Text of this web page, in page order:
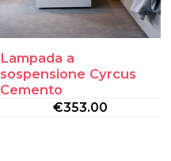
Lampada a
sospensione Cyrcus
Cemento
€353.00